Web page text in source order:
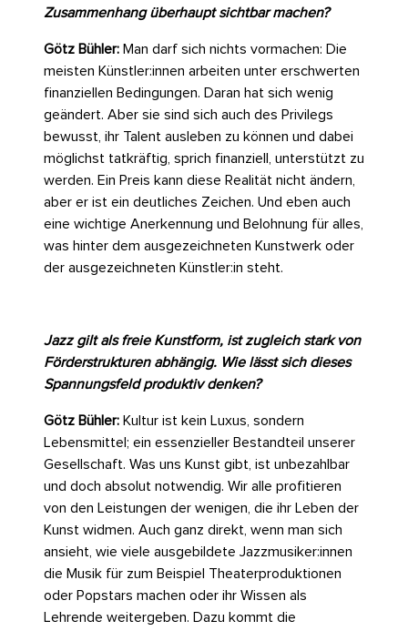
Zusammenhang überhaupt sichtbar machen?
Götz Bühler: Man darf sich nichts vormachen: Die
meisten Künstler:innen arbeiten unter erschwerten
finanziellen Bedingungen. Daran hat sich wenig
geändert. Aber sie sind sich auch des Privilegs
bewusst, ihr Talent ausleben zu können und dabei
möglichst tatkräftig, sprich finanziell, unterstützt zu
werden. Ein Preis kann diese Realität nicht ändern,
aber er ist ein deutliches Zeichen. Und eben auch
eine wichtige Anerkennung und Belohnung für alles,
was hinter dem ausgezeichneten Kunstwerk oder
der ausgezeichneten Künstler:in steht.
Jazz gilt als freie Kunstform, ist zugleich stark von
Förderstrukturen abhängig. Wie lässt sich dieses
Spannungsfeld produktiv denken?
Götz Bühler: Kultur ist kein Luxus, sondern
Lebensmittel; ein essenzieller Bestandteil unserer
Gesellschaft. Was uns Kunst gibt, ist unbezahlbar
und doch absolut notwendig. Wir alle profitieren
von den Leistungen der wenigen, die ihr Leben der
Kunst widmen. Auch ganz direkt, wenn man sich
ansieht, wie viele ausgebildete Jazzmusiker:innen
die Musik für zum Beispiel Theaterproduktionen
oder Popstars machen oder ihr Wissen als
Lehrende weitergeben. Dazu kommt die